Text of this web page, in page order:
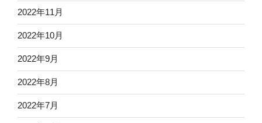
2022年11月
2022年10月
2022年9月
2022年8月
2022年7月